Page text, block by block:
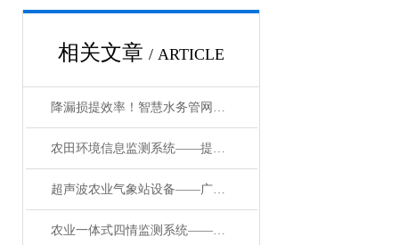
相关文章 / ARTICLE
降漏损提效率！智慧水务管网遥测终端机赋能供排水精细化运维
农田环境信息监测系统——提高农业抗灾能力全自动农业气象站2024顺丰包邮
超声波农业气象站设备——广泛应用不断拓展的高速公路气象站024厂家直发
农业一体式四情监测系统——一款井井有条的农业四情监测设备2024已更新